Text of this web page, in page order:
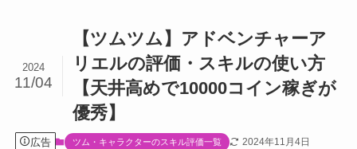
【ツムツム】アドベンチャーア
リエルの評価・スキルの使い方
【天井高めで10000コイン稼ぎが
優秀】
2024
11/04
広告 ツム・キャラクターのスキル評価一覧
2024年11月4日